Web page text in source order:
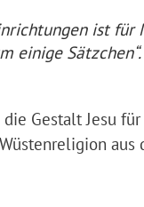
ist für
einige Sätzchen“.
Gestalt Jesu